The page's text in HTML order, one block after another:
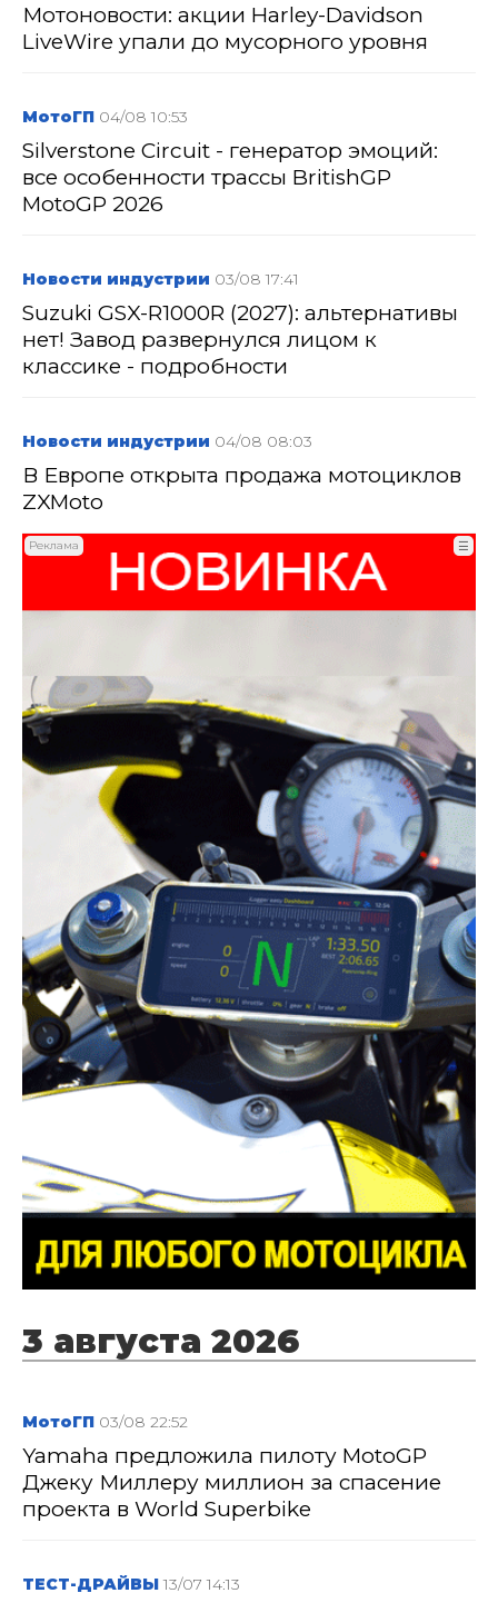
Мотоновости: акции Harley-Davidson
LiveWire упали до мусорного уровня
МотоГП 04/08 10:53
Silverstone Circuit - генератор эмоций:
все особенности трассы BritishGP
MotoGP 2026
Новости индустрии 03/08 17:41
Suzuki GSX-R1000R (2027): альтернативы
нет! Завод развернулся лицом к
классике - подробности
Новости индустрии 04/08 08:03
В Европе открыта продажа мотоциклов
ZXMoto
Реклама ☰
3 августа 2026
МотоГП 03/08 22:52
Yamaha предложила пилоту MotoGP
Джеку Миллеру миллион за спасение
проекта в World Superbike
ТЕСТ-ДРАЙВЫ 13/07 14:13